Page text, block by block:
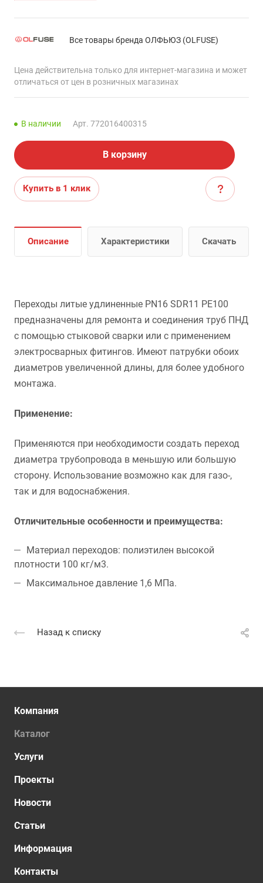
Все товары бренда ОЛФЬЮЗ (OLFUSE)
Цена действительна только для интернет-магазина и может
отличаться от цен в розничных магазинах
В наличии Арт. 772016400315
В корзину
Купить в 1 клик
Описание Характеристики Скачать
Переходы литые удлиненные PN16 SDR11 PE100
предназначены для ремонта и соединения труб ПНД
с помощью стыковой сварки или с применением
электросварных фитингов. Имеют патрубки обоих
диаметров увеличенной длины, для более удобного
монтажа.
Применение:
Применяются при необходимости создать переход
диаметра трубопровода в меньшую или большую
сторону. Использование возможно как для газо-,
так и для водоснабжения.
Отличительные особенности и преимущества:
Материал переходов: полиэтилен высокой
плотности 100 кг/м3.
Максимальное давление 1,6 МПа.
Назад к списку
Компания
Каталог
Услуги
Проекты
Новости
Статьи
Информация
Контакты